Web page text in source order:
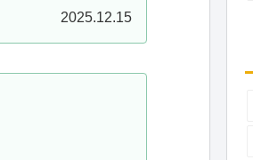
2025.12.15